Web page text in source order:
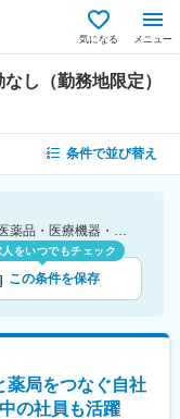
気になる メニュー
し（勤務地限定）
条件で並び替え
[勤務地]山口県 [業種]医療コンサルティング-医薬品・医療機器・ライフサイエンス・医療系サービス [こだわり条件ピックアップ]転勤なし（勤務地限定） [詳細条件](募集・採用情報)転勤なし（勤務地限定）
人をいつでもチェック
この条件を保存
薬局をつなぐ自社
の社員も活躍